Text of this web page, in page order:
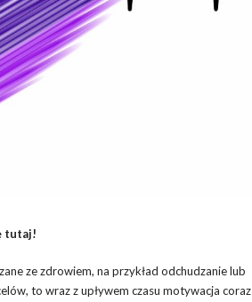
tutaj!
ze zdrowiem, na przykład odchudzanie lub
to wraz z upływem czasu motywacja coraz